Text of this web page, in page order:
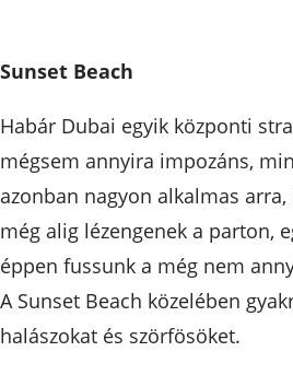
Sunset Beach
Habár Dubai egyik központi
mégsem annyira impozáns,
azonban nagyon alkalmas
még alig lézengenek a parton,
éppen fussunk a még nem
A Sunset Beach közelében
halászokat és szörfösöket.